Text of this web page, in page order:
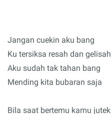
Jangan cuekin aku bang
Ku tersiksa resah dan gelisah
Aku sudah tak tahan bang
Mending kita bubaran saja
Bila saat bertemu kamu jutek